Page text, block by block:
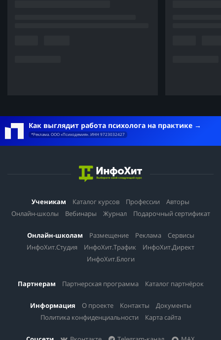
Как выглядит работа психолога на практике
*Реклама. ООО «Психодемия». ИНН 9723032427
Ученикам Каталог курсов Профессии
Авторы
Онлайн-школы
Вебинары Журнал Подарочный сертификат
Онлайн-школам Размещение Реклама
Сервисы
ИнфоХит.Студия
ИнфоХит.Трафик
ИнфоХит.Директ
ИнфоХит.Блоги
Партнерам Партнерская программа Каталог партнёрок
Информация О проекте Контакты
Документы
Политика конфиденциальности
Карта сайта